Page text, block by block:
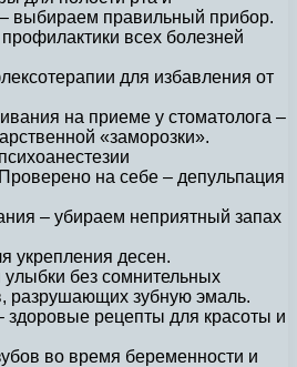
выбираем правильный прибор.
всех болезней
для избавления от
на приеме у стоматолога –
«заморозки».
на себе – депульпация
– убираем неприятный запах
укрепления десен.
без сомнительных
разрушающих зубную эмаль.
здоровые рецепты для красоты и
во время беременности и